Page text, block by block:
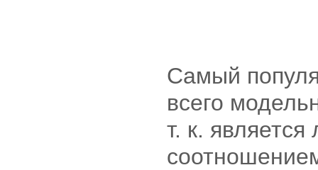
Самый
всего
т. к.